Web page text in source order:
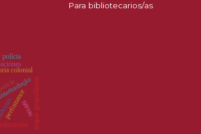
Para bibliotecarios/as
mapas geopolíticos
perfomance
colonial
educación
polícia
tierras